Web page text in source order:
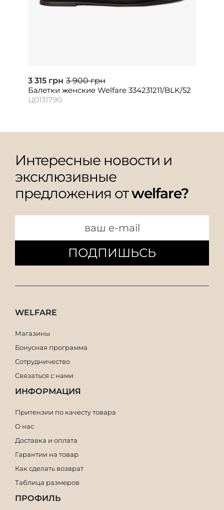
3 315 грн 3 900 грн
Балетки женские Welfare 334231211/BLK/52
Ц0131790
Интересные новости и
эксклюзивные
предложения отwelfare?
ПОДПИШЬСЬ
WELFARE
Магазины
Бонусная программа
Сотрудничество
Связаться с нами
ИНФОРМАЦИЯ
Притензии по качесту товара
О нас
Доставка и оплата
Гарантии на товар
Как сделать возврат
Таблица размеров
ПРОФИЛЬ